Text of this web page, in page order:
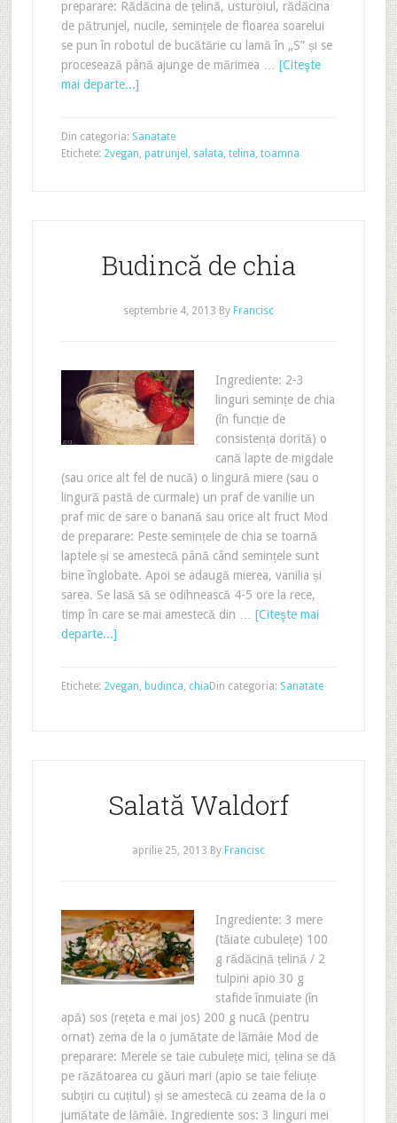
preparare: Rădăcina de țelină, usturoiul, rădăcina
de pătrunjel, nucile, semințele de floarea soarelui
se pun în robotul de bucătărie cu lamă în „S” și se
procesează până ajunge de mărimea … [Citeşte
mai departe...]
Din categoria: Sanatate
Etichete: 2vegan, patrunjel , salata, telina, toamna
Budincă de chia
septembrie 4, 2013 By Francisc
Ingrediente: 2-3
linguri semințe de chia
(în funcție de
consistența dorită) o
cană lapte de migdale
(sau orice alt fel de nucă) o lingură miere (sau o
lingură pastă de curmale) un praf de vanilie un
praf mic de sare o banană sau orice alt fruct Mod
de preparare: Peste semințele de chia se toarnă
laptele și se amestecă până când semințele sunt
bine înglobate. Apoi se adaugă mierea, vanilia și
sarea. Se lasă să se odihnească 4-5 ore la rece,
timp în care se mai amestecă din … [Citeşte mai
departe...]
Din categoria: Sanatate
Etichete: 2vegan, budinca, chia
Salată Waldorf
aprilie 25, 2013 By Francisc
Ingrediente: 3 mere
(tăiate cubulețe) 100
g rădăcină țelină / 2
tulpini apio 30 g
stafide înmuiate (în
apă) sos (rețeta e mai jos) 200 g nucă (pentru
ornat) zema de la o jumătate de lămâie Mod de
preparare: Merele se taie cubulețe mici, țelina se dă
pe răzătoarea cu găuri mari (apio se taie feliuțe
subțiri cu cuțitul) și se amestecă cu zeama de la o
jumătate de lămâie. Ingrediente sos: 3 linguri mei